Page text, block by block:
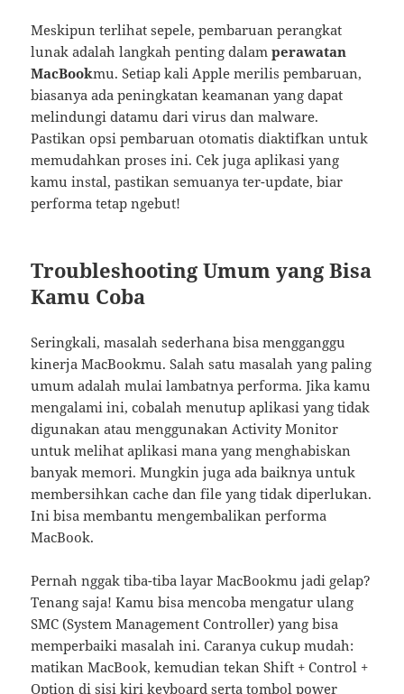
Meskipun terlihat sepele, pembaruan perangkat
lunak adalah langkah penting dalamperawatan
MacBookmu. Setiap kali Apple merilis pembaruan,
biasanya ada peningkatan keamanan yang dapat
melindungi datamu dari virus dan malware.
Pastikan opsi pembaruan otomatis diaktifkan untuk
memudahkan proses ini. Cek juga aplikasi yang
kamu instal, pastikan semuanya ter-update, biar
performa tetap ngebut!
Troubleshooting Umum yang Bisa
Kamu Coba
Seringkali, masalah sederhana bisa mengganggu
kinerja MacBookmu. Salah satu masalah yang paling
umum adalah mulai lambatnya performa. Jika kamu
mengalami ini, cobalah menutup aplikasi yang tidak
digunakan atau menggunakan Activity Monitor
untuk melihat aplikasi mana yang menghabiskan
banyak memori. Mungkin juga ada baiknya untuk
membersihkan cache dan file yang tidak diperlukan.
Ini bisa membantu mengembalikan performa
MacBook.
Pernah nggak tiba-tiba layar MacBookmu jadi gelap?
Tenang saja! Kamu bisa mencoba mengatur ulang
SMC (System Management Controller) yang bisa
memperbaiki masalah ini. Caranya cukup mudah:
matikan MacBook, kemudian tekan Shift + Control +
Option di sisi kiri keyboard serta tombol power